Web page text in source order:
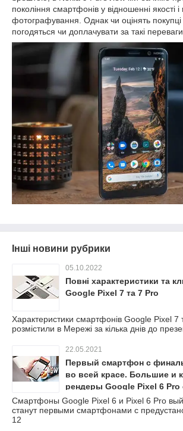
покоління смартфонів у відношенні якості
фотографування. Однак чи оцінять покупці
погодяться чи доплачувати за такі
Інші новини рубрики
05.10.2022
Повні характеристики та
Google Pixel 7 та 7 Pro
Характеристики смартфонів Google Pixel 7
розмістили в Мережі за кілька днів до
22.05.2021
Первый смартфон с
во всей красе. Большие и
рендеры Google Pixel 6 Pro
источника
Смартфоны Google Pixel 6 и Pixel 6 Pro
станут первыми смартфонами с
12